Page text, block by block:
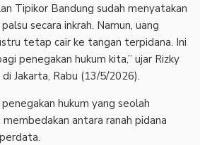
Tipikor Bandung sudah menyatakan
secara inkrah. Namun, uang
tetap cair ke tangan terpidana. Ini
penegakan hukum kita,” ujar Rizky
Jakarta, Rabu (13/5/2026).
hukum yang seolah
antara ranah pidana